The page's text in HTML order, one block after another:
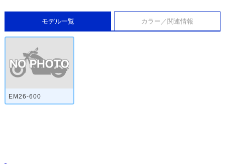
モデル一覧 カラー／関連情報
EM26-600